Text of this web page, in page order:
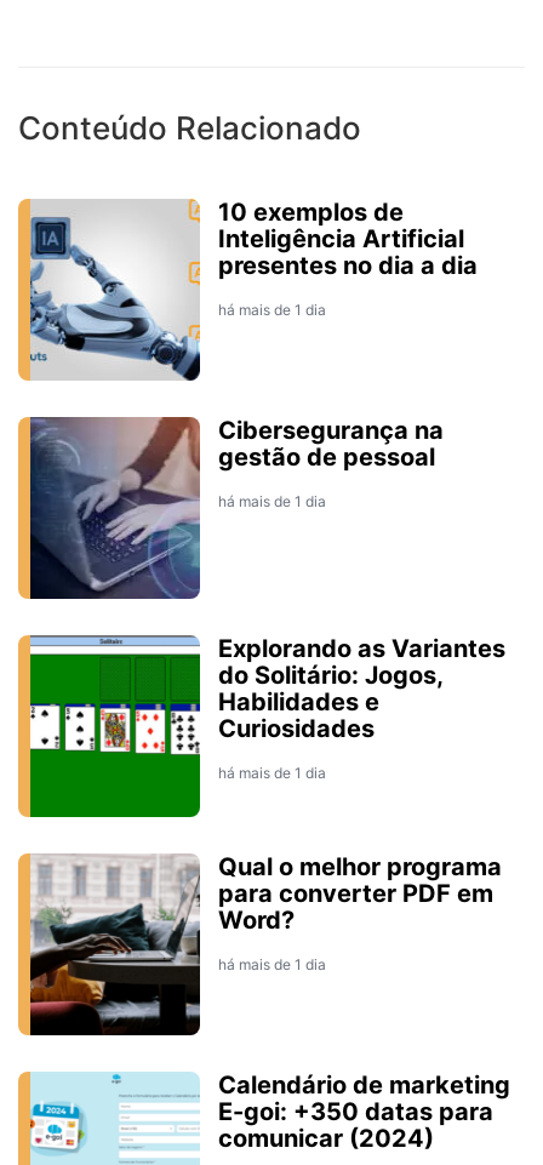
Conteúdo Relacionado
10 exemplos de
Inteligência Artificial
presentes no dia a dia
há mais de 1 dia
Cibersegurança na
gestão de pessoal
há mais de 1 dia
Explorando as Variantes
do Solitário: Jogos,
Habilidades e
Curiosidades
há mais de 1 dia
Qual o melhor programa
para converter PDF em
Word?
há mais de 1 dia
Calendário de marketing
E-goi: +350 datas para
comunicar (2024)